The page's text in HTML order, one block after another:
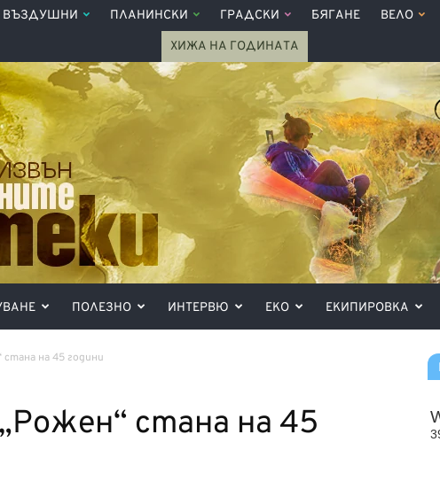
ВЪЗДУШНИ ПЛАНИНСКИ ГРАДСКИ БЯГАНЕ ВЕЛО
ХИЖА НА ГОДИНАТА
ПОЛЕЗНО ИНТЕРВЮ ЕКО ЕКИПИРОВКА
на 45 години
стана на 45